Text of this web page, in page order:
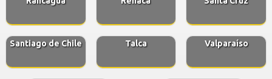
Santiago de Chile Talca Valparaíso